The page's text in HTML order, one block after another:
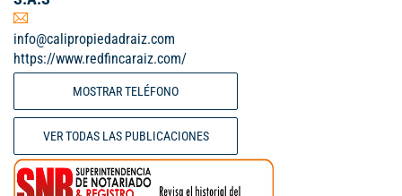
info@calipropiedadraiz.com
https://www.redfincaraiz.com/
MOSTRAR TELÉFONO
VER TODAS LAS PUBLICACIONES